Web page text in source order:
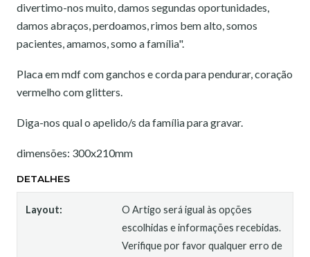
divertimo-nos muito, damos segundas oportunidades,
damos abraços, perdoamos, rimos bem alto, somos
pacientes, amamos, somo a família".
Placa em mdf com ganchos e corda para pendurar, coração
vermelho com glitters.
Diga-nos qual o apelido/s da família para gravar.
dimensões: 300x210mm
DETALHES
Layout:
O Artigo será igual às opções
escolhidas e informações recebidas.
Verifique por favor qualquer erro de